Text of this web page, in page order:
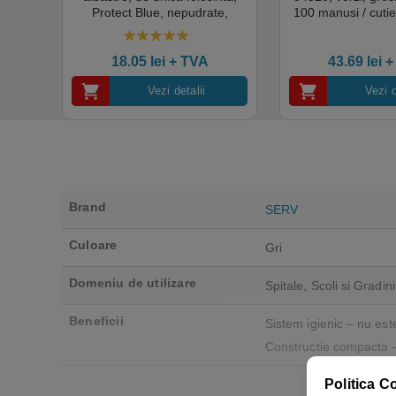
Protect Blue, nepudrate,
100buc / cutie pentru medical,
HoReCa, saloane si domeniul
industrial, calitate premium
18.05 lei+ TVA
Vezi detalii
100 manusi /
43.69 lei +
Vezi
Brand SERV
Culoare Gri
Domeniu de utilizare Spitale, Scoli si
Beneficii
Sistem igienic – nu
Constructie compacta
Politica